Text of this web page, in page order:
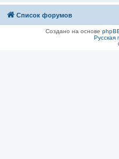
Список форумов
Создано на основе
Русская